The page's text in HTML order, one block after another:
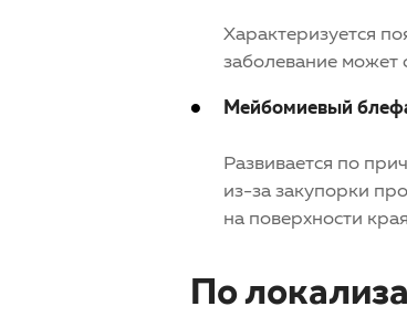
Характеризуется
заболевание может
Мейбомиевый
Развивается по
из-за закупорки
на поверхности
По